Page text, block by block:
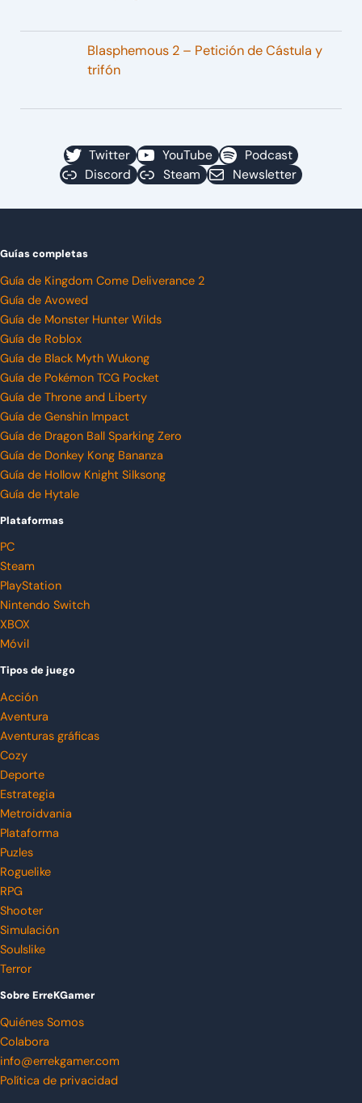
Blasphemous 2 – Petición de Cástula y
trifón
Twitter YouTube
Podcast
Discord
Steam Newsletter
Guías completas
Guía de Kingdom Come Deliverance 2
Guía de Avowed
Guía de Monster Hunter Wilds
Guía de Roblox
Guía de Black Myth Wukong
Guía de Pokémon TCG Pocket
Guía de Throne and Liberty
Guía de Genshin Impact
Guía de Dragon Ball Sparking Zero
Guía de Donkey Kong Bananza
Guía de Hollow Knight Silksong
Guía de Hytale
Plataformas
PC
Steam
PlayStation
Nintendo Switch
XBOX
Móvil
Tipos de juego
Acción
Aventura
Aventuras gráficas
Cozy
Deporte
Estrategia
Metroidvania
Plataforma
Puzles
Roguelike
RPG
Shooter
Simulación
Soulslike
Terror
Sobre ErreKGamer
Quiénes Somos
Colabora
info@errekgamer.com
Política de privacidad